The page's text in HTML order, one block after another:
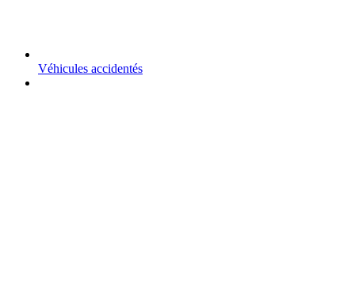
Véhicules accidentés